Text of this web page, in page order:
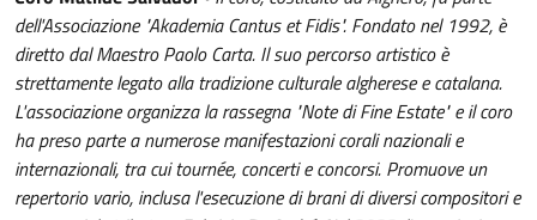
dell'Associazione "Akademia Cantus et Fidis". Fondato nel 1992, è
diretto dal Maestro Paolo Carta. Il suo percorso artistico è
strettamente legato alla tradizione culturale algherese e catalana.
L'associazione organizza la rassegna "Note di Fine Estate" e il coro
ha preso parte a numerose manifestazioni corali nazionali e
internazionali, tra cui tournée, concerti e concorsi. Promuove un
repertorio vario, inclusa l'esecuzione di brani di diversi compositori e